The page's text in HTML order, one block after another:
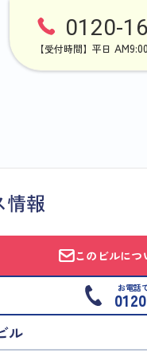
0120-
【受付時間】平日
情報
このビルに
お電話
ル